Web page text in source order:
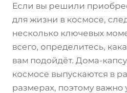
Если вы решили
для жизни в космосе,
несколько ключевых
всего, определитесь,
вам подойдёт. Дома-
космосе выпускаются в
размерах, поэтому важно